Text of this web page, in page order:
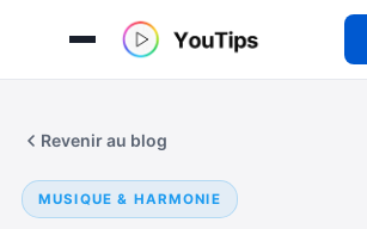
Revenir au blog
MUSIQUE & HARMONIE